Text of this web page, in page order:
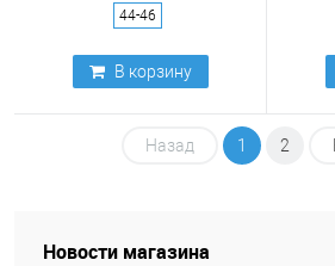
44-46
В корзину
Назад 1 2
Новости магазина